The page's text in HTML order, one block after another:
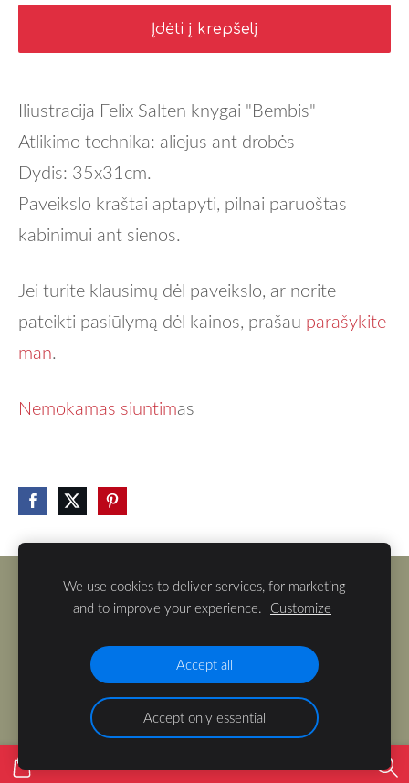
Įdėti į krepšelį
Iliustracija Felix Salten knygai "Bembis"
Atlikimo technika: aliejus ant drobės
Dydis: 35x31cm.
Paveikslo kraštai aptapyti, pilnai paruoštas
kabinimui ant sienos.
Jei turite klausimų dėl paveikslo, ar norite
pateikti pasiūlymą dėl kainos, prašau parašykite
man.
Nemokamas siuntimas
Slapukai
Pristatymas Pirkimas
We use cookies to deliver services, for marketing
and to improve your experience. Customize
Accept all
Accept only essential